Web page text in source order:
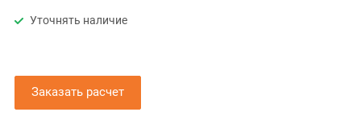
Уточнять наличие
Заказать расчет